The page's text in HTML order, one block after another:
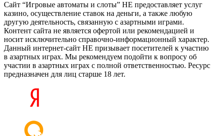
Сайт “Игровые автоматы и слоты” НЕ предоставляет услуг
казино, осуществление ставок на деньги, а также любую
другую деятельность, связанную с азартными играми.
Контент сайта не является офертой или рекомендацией и
носит исключительно справочно-информационный характер.
Данный интернет-сайт НЕ призывает посетителей к участию
в азартных играх. Мы рекомендуем подойти к вопросу об
участии в азартных играх с полной ответственностью. Ресурс
предназначен для лиц старше 18 лет.